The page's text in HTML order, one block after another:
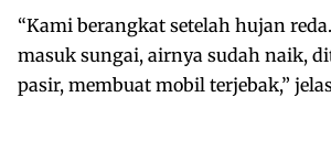
“Kami berangkat setelah hujan
masuk sungai, airnya sudah naik,
pasir, membuat mobil terjebak,”